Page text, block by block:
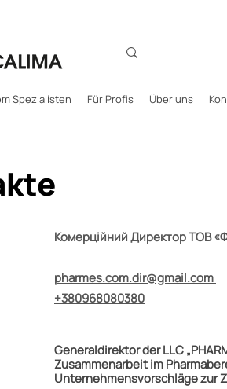
Spezialisten Für Profis Über uns
Комерційний Директор ТОВ
pharmes.com.dir@gmail.com
+380968080380
Generaldirektor der LLC
Zusammenarbeit im
Unternehmensvorschläge zur